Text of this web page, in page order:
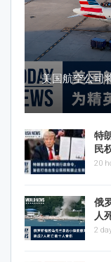
美国航空公司
特
民
20
俄
人
2